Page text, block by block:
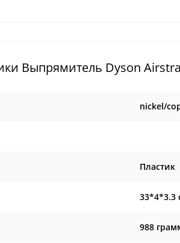
Выпрямитель Dyson
nickel/
Пластик
33*4*3.3
988